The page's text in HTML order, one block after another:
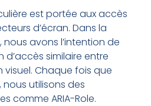
est portée aux accès
d’écran. Dans la
avons l’intention de
similaire entre
visuel. Chaque fois que
utilisons des
comme ARIA-Role.